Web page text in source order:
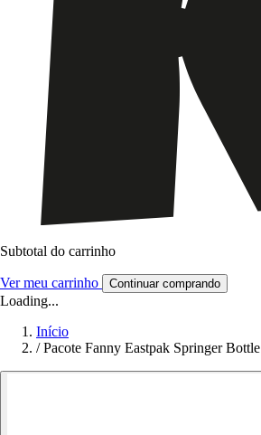
Subtotal do carrinho
Ver meu carrinho Continuar comprando
Loading...
Início
/ Pacote Fanny Eastpak Springer Bottle